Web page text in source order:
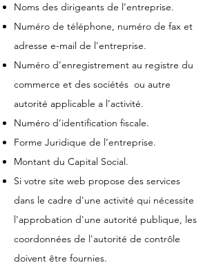
Noms des dirigeants de l’entreprise.
Numéro de téléphone, numéro de fax et
adresse e-mail de l'entreprise.
Numéro d’enregistrement au registre du
commerce et des sociétés ou autre
autorité applicable a l’activité.
Numéro d’identification fiscale.
Forme Juridique de l’entreprise.
Montant du Capital Social.
Si votre site web propose des services
dans le cadre d'une activité qui nécessite
l'approbation d'une autorité publique, les
coordonnées de l'autorité de contrôle
doivent être fournies. ​​​